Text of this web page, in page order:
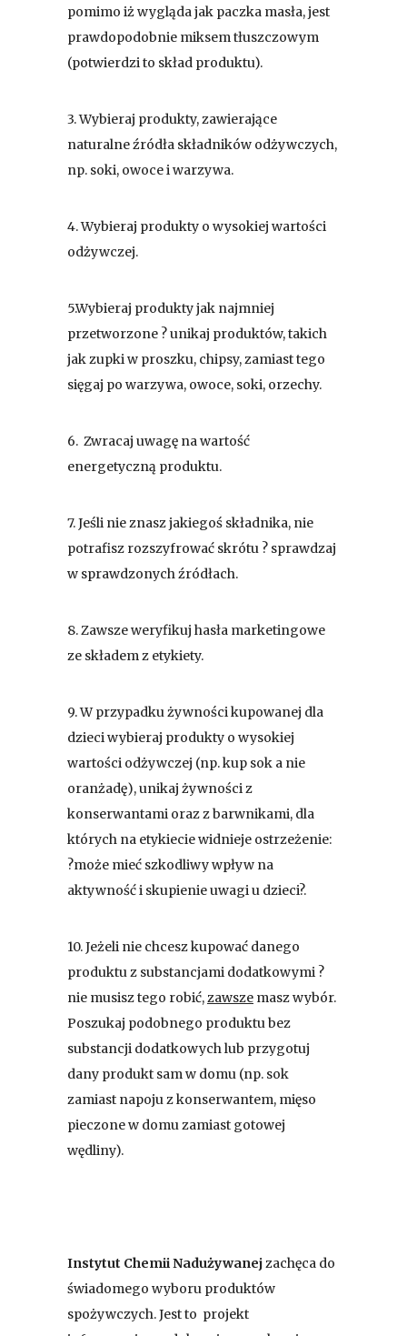
pomimo iż wygląda jak paczka masła, jest
prawdopodobnie miksem tłuszczowym
(potwierdzi to skład produktu).
3. Wybieraj produkty, zawierające
naturalne źródła składników odżywczych,
np. soki, owoce i warzywa.
4. Wybieraj produkty o wysokiej wartości
odżywczej.
5.Wybieraj produkty jak najmniej
przetworzone ? unikaj produktów, takich
jak zupki w proszku, chipsy, zamiast tego
sięgaj po warzywa, owoce, soki, orzechy.
6. Zwracaj uwagę na wartość
energetyczną produktu.
7. Jeśli nie znasz jakiegoś składnika, nie
potrafisz rozszyfrować skrótu ? sprawdzaj
w sprawdzonych źródłach.
8. Zawsze weryfikuj hasła marketingowe
ze składem z etykiety.
9. W przypadku żywności kupowanej dla
dzieci wybieraj produkty o wysokiej
wartości odżywczej (np. kup sok a nie
oranżadę), unikaj żywności z
konserwantami oraz z barwnikami, dla
których na etykiecie widnieje ostrzeżenie:
?może mieć szkodliwy wpływ na
aktywność i skupienie uwagi u dzieci?.
10. Jeżeli nie chcesz kupować danego
produktu z substancjami dodatkowymi ?
nie musisz tego robić,zawsze masz wybór.
Poszukaj podobnego produktu bez
substancji dodatkowych lub przygotuj
dany produkt sam w domu (np. sok
zamiast napoju z konserwantem, mięso
pieczone w domu zamiast gotowej
wędliny).
Instytut Chemii Nadużywanejzachęca do
świadomego wyboru produktów
spożywczych. Jest to projekt